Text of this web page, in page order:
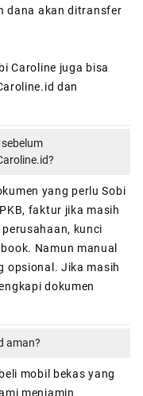
dana akan ditransfer
Caroline juga bisa
dan
yang perlu Sobi
faktur jika masih
kunci
Namun manual
opsional. Jika masih
dokumen
aman?
mobil bekas yang
menjamin